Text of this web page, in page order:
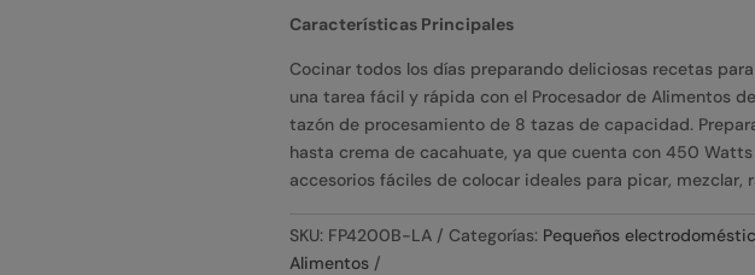
Características Principales
Cocinar todos los días preparando deliciosas recetas
una tarea fácil y rápida con el Procesador de Alimentos
tazón de procesamiento de 8 tazas de capacidad.
hasta crema de cacahuate, ya que cuenta con 450
accesorios fáciles de colocar ideales para picar, mezclar,
SKU: FP4200B-LA Categorías: Pequeños
Alimentos